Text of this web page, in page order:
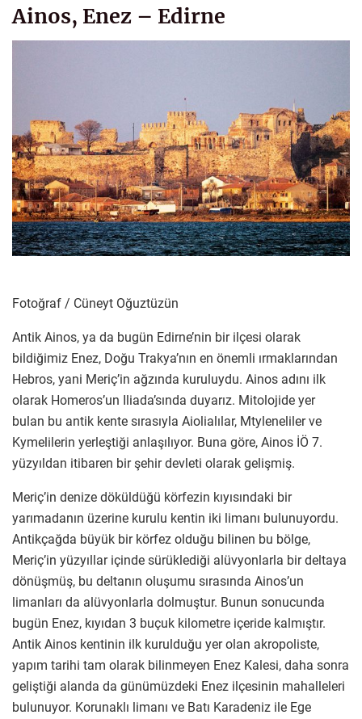
Ainos, Enez – Edirne
Fotoğraf / Cüneyt Oğuztüzün
Antik Ainos, ya da bugün Edirne’nin bir ilçesi olarak
bildiğimiz Enez, Doğu Trakya’nın en önemli ırmaklarından
Hebros, yani Meriç’in ağzında kuruluydu. Ainos adını ilk
olarak Homeros’un Iliada’sında duyarız. Mitolojide yer
bulan bu antik kente sırasıyla Aiolialılar, Mtyleneliler ve
Kymelilerin yerleştiği anlaşılıyor. Buna göre, Ainos İÖ 7.
yüzyıldan itibaren bir şehir devleti olarak gelişmiş.
Meriç’in denize döküldüğü körfezin kıyısındaki bir
yarımadanın üzerine kurulu kentin iki limanı bulunuyordu.
Antikçağda büyük bir körfez olduğu bilinen bu bölge,
Meriç’in yüzyıllar içinde sürüklediği alüvyonlarla bir deltaya
dönüşmüş, bu deltanın oluşumu sırasında Ainos’un
limanları da alüvyonlarla dolmuştur. Bunun sonucunda
bugün Enez, kıyıdan 3 buçuk kilometre içeride kalmıştır.
Antik Ainos kentinin ilk kurulduğu yer olan akropoliste,
yapım tarihi tam olarak bilinmeyen Enez Kalesi, daha sonra
geliştiği alanda da günümüzdeki Enez ilçesinin mahalleleri
bulunuyor. Korunaklı limanı ve Batı Karadeniz ile Ege